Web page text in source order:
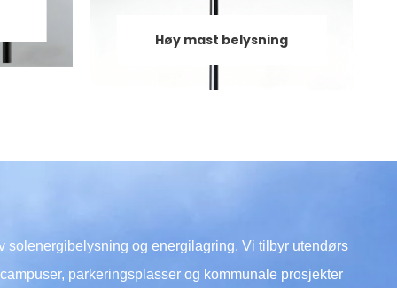
Høy mast belysning
solenergibelysning og energilagring. Vi tilbyr utendørs
parkeringsplasser og kommunale prosjekter